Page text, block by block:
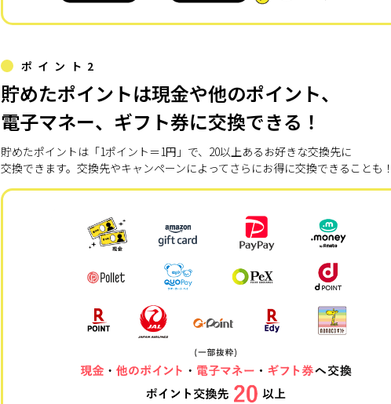
ポイント2
貯めたポイントは現金や他のポイント、
電子マネー、ギフト券に交換できる！
貯めたポイントは「1ポイント＝1円」で、20以上あるお好きな交換先に
交換できます。交換先やキャンペーンによってさらにお得に交換できることも